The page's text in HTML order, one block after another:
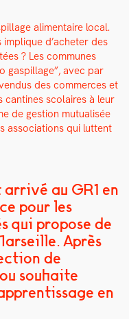
ali­men­taire local.
d’acheter des
? Les com­munes
gaspillage”, avec par
des com­merces et
can­tines sco­laires à leur
de ges­tion mutu­al­isée
asso­ci­a­tions qui lut­tent
au GR1 en
pour les
qui propose de
Après
de
souhaite
en